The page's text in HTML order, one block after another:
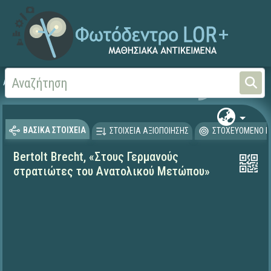
Αρχική Γλώσσα και Λογοτεχνία
ΒΑΣΙΚΑ ΣΤΟΙΧΕΙΑ ΣΤΟΙΧΕΙΑ ΑΞΙΟΠΟΙΗΣΗΣ ΣΤΟΧΕΥΟΜΕΝΟ
Bertolt Brecht, «Στους Γερμανούς
στρατιώτες του Ανατολικού Μετώπου»